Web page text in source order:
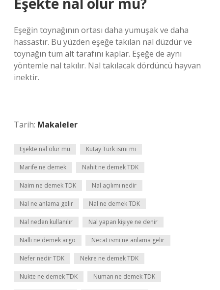
Eşeğin toynağının ortası daha yumuşak ve daha
hassastır. Bu yüzden eşeğe takılan nal düzdür ve
toynağın tüm alt tarafını kaplar. Eşeğe de aynı
yöntemle nal takılır. Nal takılacak dördüncü hayvan
inektir.
Tarih: Makaleler
Eşekte nal olur mu Kutay Türk ismi mi
Marife ne demek Nahit ne demek TDK
Naim ne demek TDK Nal açılımı nedir
Nal ne anlama gelir Nal ne demek TDK
Nal neden kullanılır Nal yapan kişiye ne denir
Nallı ne demek argo Necat ismi ne anlama gelir
Nefer nedir TDK Nekre ne demek TDK
Nukte ne demek TDK Numan ne demek TDK